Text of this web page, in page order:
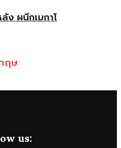
ง ผนึกเมกาโ
ฤษ
us: